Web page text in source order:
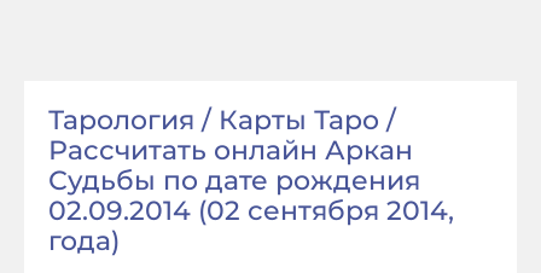
Тарология / Карты Таро /
Рассчитать онлайн Аркан
Судьбы по дате рождения
02.09.2014 (02 сентября 2014,
года)